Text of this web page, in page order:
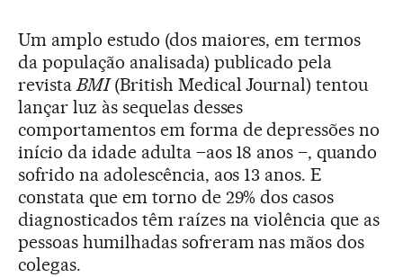
Um amplo estudo (dos maiores, em termos
da população analisada) publicado pela
revista BMI(British Medical Journal) tentou
lançar luz às sequelas desses
comportamentos em forma de depressões no
início da idade adulta –aos 18 anos –, quando
sofrido na adolescência, aos 13 anos. E
constata que em torno de 29% dos casos
diagnosticados têm raízes na violência que as
pessoas humilhadas sofreram nas mãos dos
colegas.